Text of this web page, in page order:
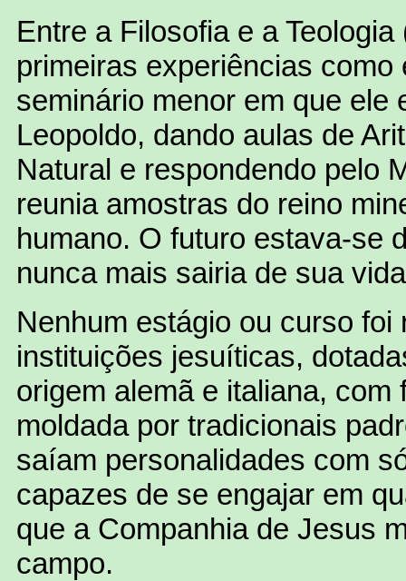
Entre a Filosofia e a
primeiras experiências
seminário menor em que ele
Leopoldo, dando aulas de
Natural e respondendo pelo
reunia amostras do reino
humano. O futuro estava-se
nunca mais sairia de sua
Nenhum estágio ou curso
instituições jesuíticas,
origem alemã e italiana, com
moldada por tradicionais
saíam personalidades com
capazes de se engajar em
que a Companhia de Jesus
campo.